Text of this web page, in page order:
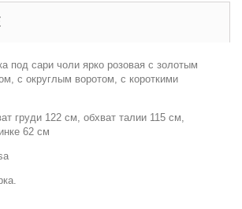
под сари чоли ярко розовая с золотым
c округлым воротом, с короткими
груди 122 см, обхват талии 115 см,
62 см